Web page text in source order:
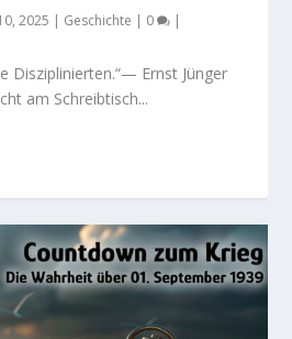
2025 | Geschichte | 0 |
Disziplinierten.“— Ernst Jünger
am Schreibtisch...